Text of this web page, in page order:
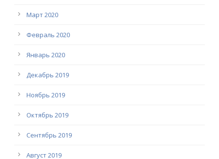
Март 2020
Февраль 2020
Январь 2020
Декабрь 2019
Ноябрь 2019
Октябрь 2019
Сентябрь 2019
Август 2019